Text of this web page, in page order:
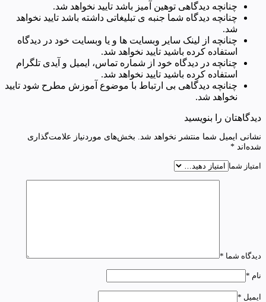
چنانچه دیدگاهی توهین آمیز باشد تایید نخواهد شد.
چنانچه دیدگاه شما جنبه ی تبلیغاتی داشته باشد تایید نخواهد
شد.
چنانچه از لینک سایر وبسایت ها و یا وبسایت خود در دیدگاه
استفاده کرده باشید تایید نخواهد شد.
چنانچه در دیدگاه خود از شماره تماس، ایمیل و آیدی تلگرام
استفاده کرده باشید تایید نخواهد شد.
چنانچه دیدگاهی بی ارتباط با موضوع آموزش مطرح شود تایید
نخواهد شد.
دیدگاهتان را بنویسید
نشانی ایمیل شما منتشر نخواهد شد.
بخش‌های موردنیاز علامت‌گذاری
شده‌اند *
امتیاز شما
دیدگاه شما *
نام *
ایمیل *